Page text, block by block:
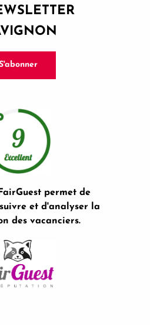
permet de
et d'analyser la
des vacanciers.